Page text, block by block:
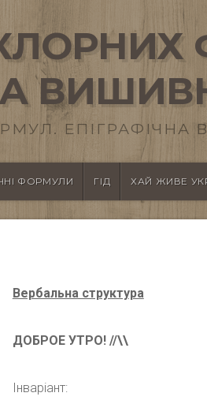
ЕПІГРАФІЧНА
ФОРМУЛИ ГІД ХАЙ ЖИВЕ
Вербальна структура
ДОБРОЕ УТРО! //\\
Інваріант: